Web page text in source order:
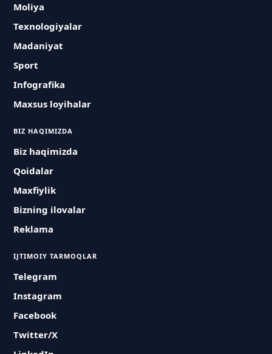
Moliya
Texnologiyalar
Madaniyat
Sport
Infografika
Maxsus loyihalar
BIZ HAQIMIZDA
Biz haqimizda
Qoidalar
Maxfiylik
Bizning ilovalar
Reklama
IJTIMOIY TARMOQLAR
Telegram
Instagram
Facebook
Twitter/X